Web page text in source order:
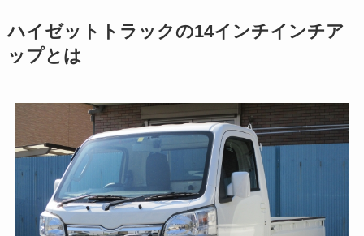
ハイゼットトラックの14インチインチア
ップとは